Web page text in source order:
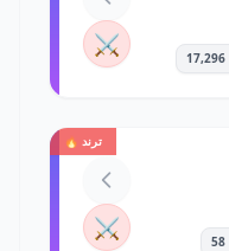
⚔️
ترند 🔥
⚔️